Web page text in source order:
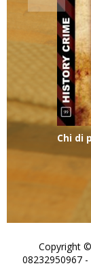
Chi di
Copyright
08232950967